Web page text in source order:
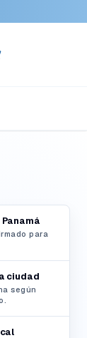
para
ciudad
según